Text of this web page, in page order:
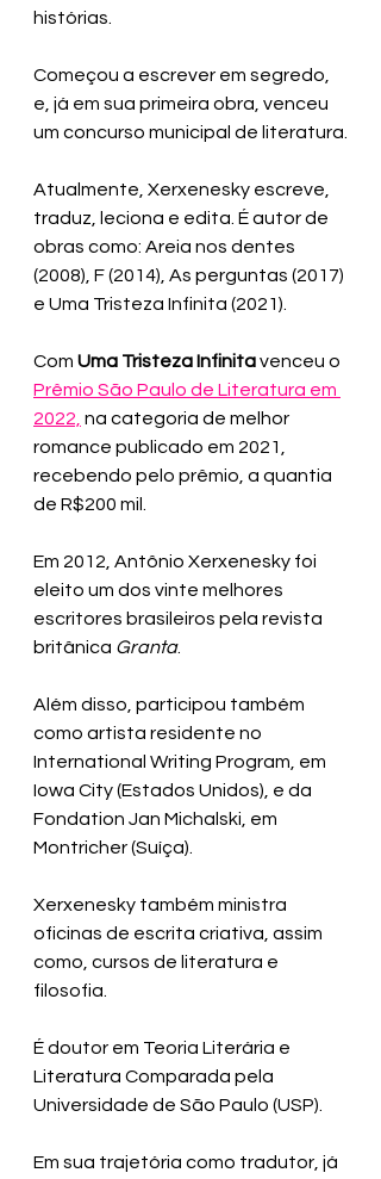
histórias.
Começou a escrever em segredo,
e, já em sua primeira obra, venceu
um concurso municipal de literatura.
Atualmente, Xerxenesky escreve,
traduz, leciona e edita. É autor de
obras como: Areia nos dentes
(2008), F (2014), As perguntas (2017)
e Uma Tristeza Infinita (2021).
Com Uma Tristeza Infinita venceu o
Prêmio São Paulo de Literatura em
2022, na categoria de melhor
romance publicado em 2021,
recebendo pelo prêmio, a quantia
de R$200 mil.
Em 2012, Antônio Xerxenesky foi
eleito um dos vinte melhores
escritores brasileiros pela revista
britânica Granta.
Além disso, participou também
como artista residente no
International Writing Program, em
Iowa City (Estados Unidos), e da
Fondation Jan Michalski, em
Montricher (Suíça).
Xerxenesky também ministra
oficinas de escrita criativa, assim
como, cursos de literatura e
filosofia.
É doutor em Teoria Literária e
Literatura Comparada pela
Universidade de São Paulo (USP).
Em sua trajetória como tradutor, já